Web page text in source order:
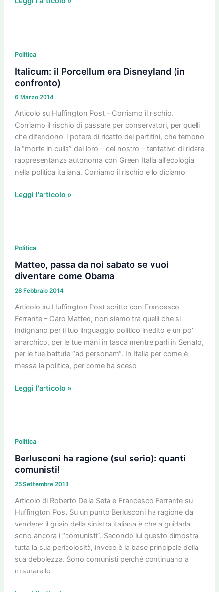
Politica
Italicum: il Porcellum era Disneyland (in
confronto)
6 Marzo 2014
Articolo su Huffington Post – Corriamo il rischio.
Corriamo il rischio di passare per conservatori, per quelli
che difendono il potere di ricatto dei partitini, che temono
la “morte in culla” del loro – del nostro – tentativo di ridare
rappresentanza autonoma con Green Italia all’ecologia
nella politica italiana. Corriamo il rischio e lo diciamo
il
Porcellum
era
(in
confronto)
Leggi l'articolo »
Politica
Matteo, passa da noi sabato se vuoi
diventare come Obama
28 Febbraio 2014
Articolo su Huffington Post scritto con Francesco
Ferrante – Caro Matteo, non siamo tra quelli che si
indignano per il tuo linguaggio politico inedito e un po’
anarchico, per le tue mani in tasca mentre parli in Senato,
per le tue battute “ad personam“. In Italia per come è
messa la politica, per come ha sceso
passa
da
noi
se
vuoi
diventare
come
Obama
Leggi l'articolo »
Politica
Berlusconi ha ragione (sul serio): quanti
comunisti!
25 Settembre 2013
Articolo di Roberto Della Seta e Francesco Ferrante su
Huffington Post Su un punto Berlusconi ha ragione da
vendere: il guaio della sinistra italiana è che a guidarla
sono ancora i “comunisti”. Secondo lui questo dimostra
tutta la sua pericolosità, invece è la base principale della
sua debolezza. Sono comunisti perché continuano a
misurare lo
ha
ragione
quanti
comunisti!